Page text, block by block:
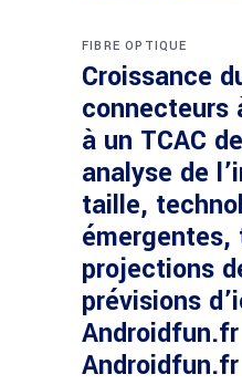
FIBRE OPTIQUE
Croissance
connecteurs
à un TCAC
analyse de
taille,
émergentes,
projections
prévisions
Androidfun.fr